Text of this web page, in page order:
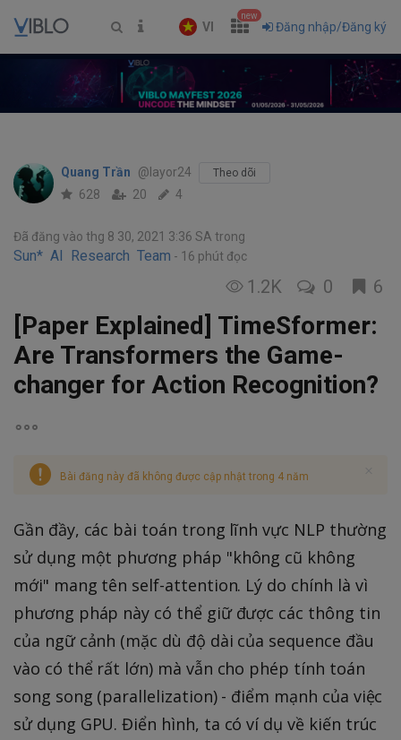
VI
new
Đăng nhập/Đăng ký
Quang Trần @layor24 Theo dõi
628 20 4
Đã đăng vào thg 8 30, 2021 3:36 SA trong
Sun* AI Research Team 16 phút đọc
1.2K 0 6
[Paper Explained] TimeSformer:
Are Transformers the Game-
changer for Action Recognition?
Bài đăng này đã không được cập nhật trong 4 năm
Gần đầy, các bài toán trong lĩnh vực NLP thường
sử dụng một phương pháp "không cũ không
mới" mang tên self-attention. Lý do chính là vì
phương pháp này có thể giữ được các thông tin
của ngữ cảnh (mặc dù độ dài của sequence đầu
vào có thể rất lớn) mà vẫn cho phép tính toán
song song (parallelization) - điểm mạnh của việc
sử dụng GPU. Điển hình, ta có ví dụ về kiến trúc